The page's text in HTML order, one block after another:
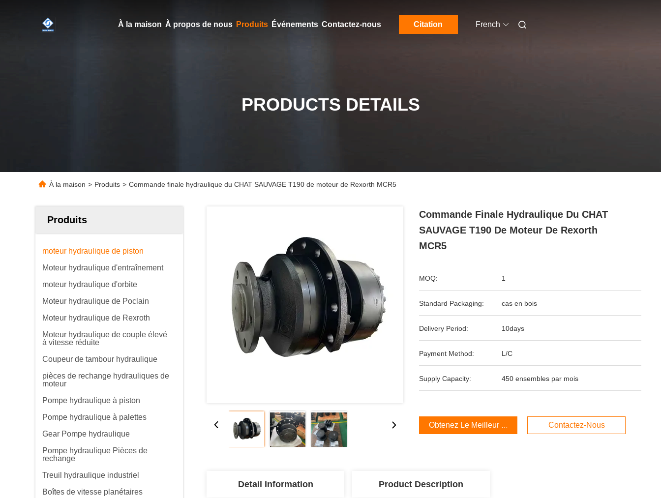
À la maison À propos de nous Produits Événements Contactez-nous Citation French
PRODUCTS DETAILS
À la maison > Produits > Commande finale hydraulique du CHAT SAUVAGE T190 de moteur de Rexorth MCR5
Produits
moteur hydraulique de piston
Moteur hydraulique d'entraînement
moteur hydraulique d'orbite
Moteur hydraulique de Poclain
Moteur hydraulique de Rexroth
Moteur hydraulique de couple élevé
à vitesse réduite
Coupeur de tambour hydraulique
pièces de rechange hydrauliques de
moteur
Pompe hydraulique à piston
Pompe hydraulique à palettes
Gear Pompe hydraulique
Pompe hydraulique Pièces de
rechange
Treuil hydraulique industriel
Boîtes de vitesse planétaires
Commande Finale Hydraulique Du CHAT
SAUVAGE T190 De Moteur De Rexorth
MCR5
MOQ: 1
Standard Packaging: cas en bois
Delivery Period: 10days
Payment Method: L/C
Supply Capacity: 450 ensembles par mois
Obtenez Le Meilleur Prix Contactez-Nous
Detail Information Product Description